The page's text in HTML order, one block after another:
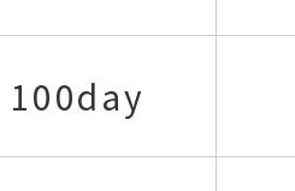
100day